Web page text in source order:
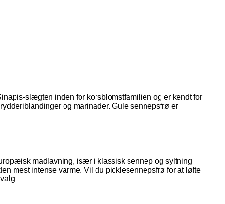
slægten inden for korsblomstfamilien og er kendt for
og marinader. Gule sennepsfrø er
madlavning, især i klassisk sennep og syltning.
mest intense varme. Vil du picklesennepsfrø for at løfte